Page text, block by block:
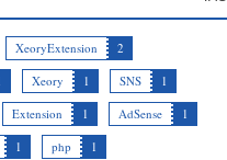
XeoryExtension
2
Xeory 1 SNS
1
Extension 1 AdSense
1
1 php
1